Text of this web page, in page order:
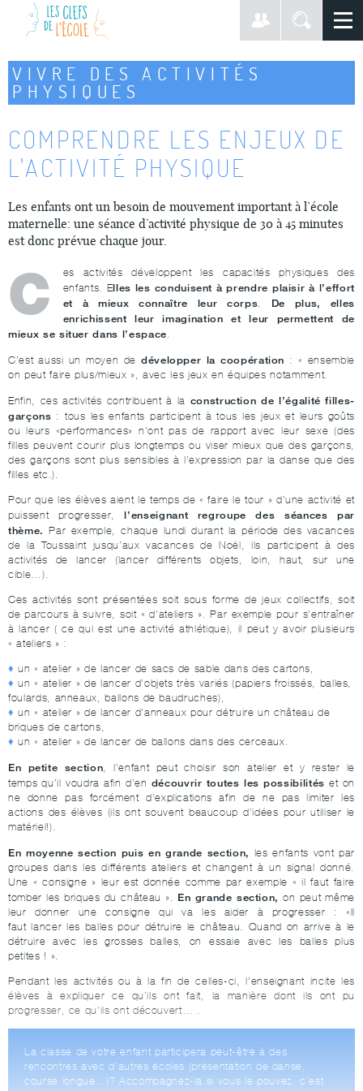
VIVRE DES ACTIVITÉS
PHYSIQUES
COMPRENDRE LES ENJEUX DE
L'ACTIVITÉ PHYSIQUE
Les enfants ont un besoin de mouvement important à l’école
maternelle: une séance d’activité physique de 30 à 45 minutes
est donc prévue chaque jour.
C
es activités développent les capacités physiques des
enfants. Elles les conduisent à prendre plaisir à l’effort
et à mieux connaître leur corps. De plus, elles
enrichissent leur imagination et leur permettent de
mieux se situer dans l’espace.
C’est aussi un moyen de développer la coopération : « ensemble
on peut faire plus/mieux », avec les jeux en équipes notamment.
Enfin, ces activités contribuent à la construction de l’égalité filles-
garçons : tous les enfants participent à tous les jeux et leurs goûts
ou leurs «performances» n’ont pas de rapport avec leur sexe (des
filles peuvent courir plus longtemps ou viser mieux que des garçons,
des garçons sont plus sensibles à l’expression par la danse que des
filles etc.).
Pour que les élèves aient le temps de « faire le tour » d’une activité et
puissent progresser,l’enseignant regroupe des séances par
thème. Par exemple, chaque lundi durant la période des vacances
de la Toussaint jusqu’aux vacances de Noël, ils participent à des
activités de lancer (lancer différents objets, loin, haut, sur une
cible…).
Ces activités sont présentées soit sous forme de jeux collectifs, soit
de parcours à suivre, soit « d’ateliers ». Par exemple pour s’entraîner
à lancer ( ce qui est une activité athlétique), il peut y avoir plusieurs
« ateliers » :
un « atelier » de lancer de sacs de sable dans des cartons,
un « atelier » de lancer d’objets très variés (papiers froissés, balles,
foulards, anneaux, ballons de baudruches),
un « atelier » de lancer d’anneaux pour détruire un château de
briques de cartons,
un « atelier » de lancer de ballons dans des cerceaux.
En petite section, l’enfant peut choisir son atelier et y rester le
temps qu’il voudra afin d’en découvrir toutes les possibilités et on
ne donne pas forcément d’explications afin de ne pas limiter les
actions des élèves (ils ont souvent beaucoup d’idées pour utiliser le
matériel!).
En moyenne section puis en grande section, les enfants vont par
groupes dans les différents ateliers et changent à un signal donné.
Une « consigne » leur est donnée comme par exemple « il faut faire
tomber les briques du château ». En grande section, on peut même
leur donner une consigne qui va les aider à progresser : «Il
faut lancer les balles pour détruire le château. Quand on arrive à le
détruire avec les grosses balles, on essaie avec les balles plus
petites ! ».
Pendant les activités ou à la fin de celles-ci, l’enseignant incite les
élèves à expliquer ce qu’ils ont fait, la manière dont ils ont pu
progresser, ce qu’ils ont découvert… .
La classe de votre enfant participera peut-être à des
rencontres avec d’autres écoles (présentation de danse,
course longue…)? Accompagnez-la si vous le pouvez, c’est